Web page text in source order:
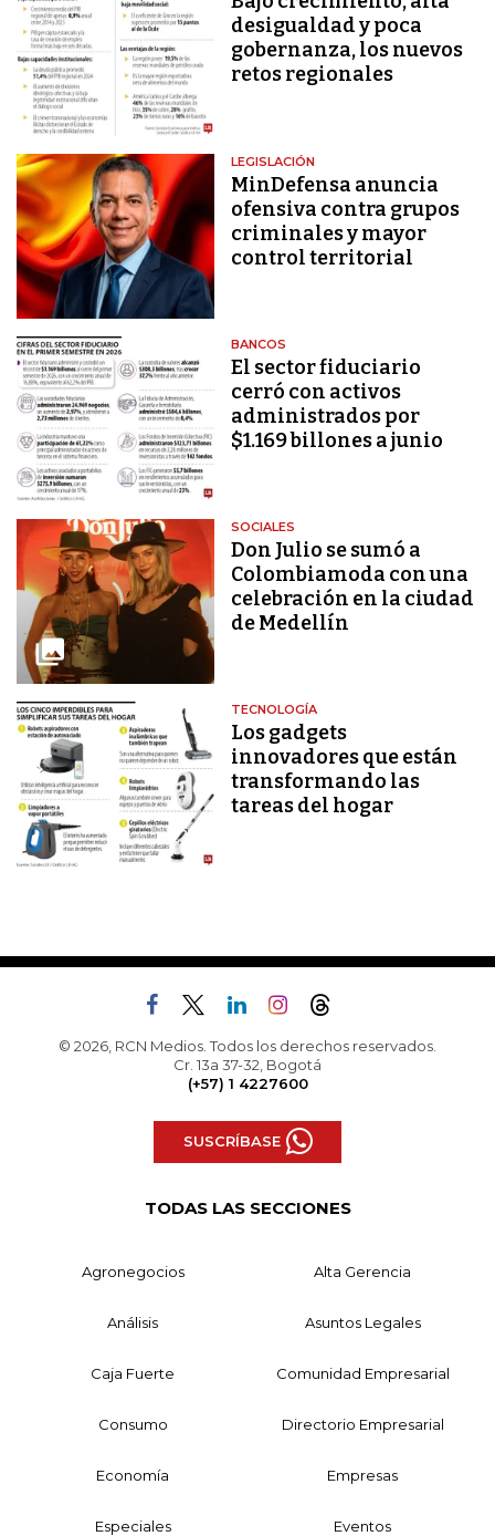
desigualdad y poca
gobernanza, los nuevos
retos regionales
LEGISLACIÓN
MinDefensa anuncia
ofensiva contra grupos
criminales y mayor
control territorial
BANCOS
El sector fiduciario
cerró con activos
administrados por
$1.169 billones a junio
SOCIALES
Don Julio se sumó a
Colombiamoda con una
celebración en la ciudad
de Medellín
TECNOLOGÍA
Los gadgets
innovadores que están
transformando las
tareas del hogar
© 2026, RCN Medios. Todos los derechos reservados.
Cr. 13a 37-32, Bogotá
(+57) 1 4227600
SUSCRÍBASE
TODAS LAS SECCIONES
Agronegocios Alta Gerencia
Análisis Asuntos Legales
Caja Fuerte Comunidad Empresarial
Consumo Directorio Empresarial
Economía Empresas
Especiales Eventos